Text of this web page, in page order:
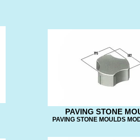
PAVING STONE
PAVING STONE MOULDS